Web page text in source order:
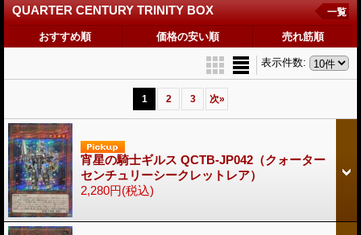
QUARTER CENTURY TRINITY BOX 一覧
おすすめ順 価格の安い順 売れ筋順
表示件数:
1 2 3 次»
宵星の騎士ギルス QCTB-JP042（クォーター
センチュリーシークレットレア）
2,280円(税込)